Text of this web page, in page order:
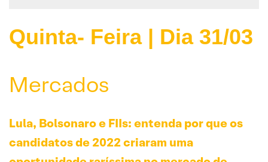
Quinta- Feira | Dia 31/03
Mercados
Lula, Bolsonaro e FIIs: entenda por que os
candidatos de 2022 criaram uma